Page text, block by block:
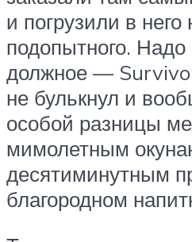
и погрузили в него
подопытного. Надо
должное —
не булькнул и
особой разницы
мимолетным
десятиминутным
благородном